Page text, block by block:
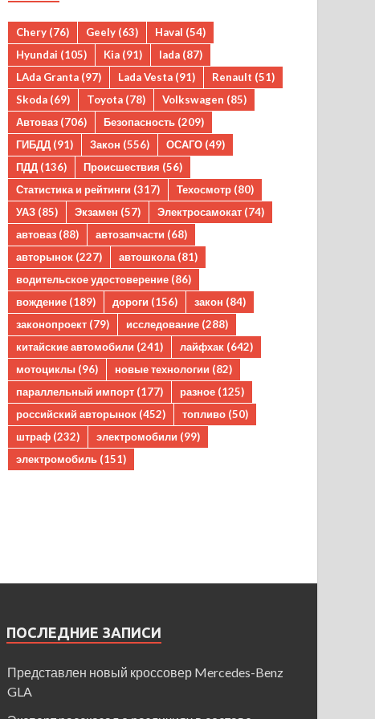
Chery (76) Geely (63) Haval (54)
Hyundai (105) Kia (91) lada (87)
LAda Granta (97) Lada Vesta (91) Renault (51)
Skoda (69) Toyota (78) Volkswagen (85)
Автоваз (706) Безопасность (209)
ГИБДД (91) Закон (556) ОСАГО (49)
ПДД (136) Происшествия (56)
Статистика и рейтинги (317) Техосмотр (80)
УАЗ (85) Экзамен (57) Электросамокат (74)
автоваз (88) автозапчасти (68)
авторынок (227) автошкола (81)
водительское удостоверение (86)
вождение (189) дороги (156) закон (84)
законопроект (79) исследование (288)
китайские автомобили (241) лайфхак (642)
мотоциклы (96) новые технологии (82)
параллельный импорт (177) разное (125)
российский авторынок (452) топливо (50)
штраф (232) электромобили (99)
электромобиль (151)
ПОСЛЕДНИЕ ЗАПИСИ
Представлен новый кроссовер Mercedes-Benz
GLA